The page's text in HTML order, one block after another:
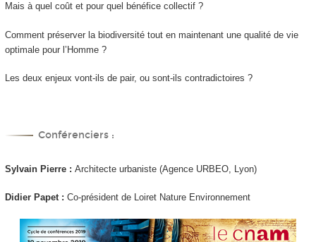
Mais à quel coût et pour quel bénéfice collectif ?
Comment préserver la biodiversité tout en maintenant une qualité de vie
optimale pour l’Homme ?
Les deux enjeux vont-ils de pair, ou sont-ils contradictoires ?
Conférenciers :
Sylvain Pierre : Architecte urbaniste (Agence URBEO, Lyon)
Didier Papet : Co-président de Loiret Nature Environnement